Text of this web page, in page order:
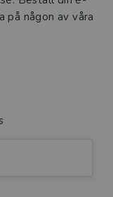
på någon av våra